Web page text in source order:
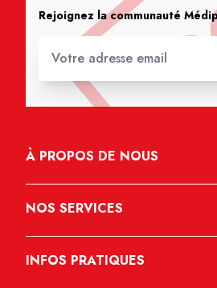
Rejoignez la communauté
À PROPOS DE NOUS
NOS SERVICES
INFOS PRATIQUES